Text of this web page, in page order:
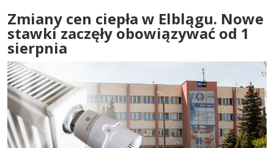
Zmiany cen ciepła w Elblągu. Nowe
stawki zaczęły obowiązywać od 1
sierpnia